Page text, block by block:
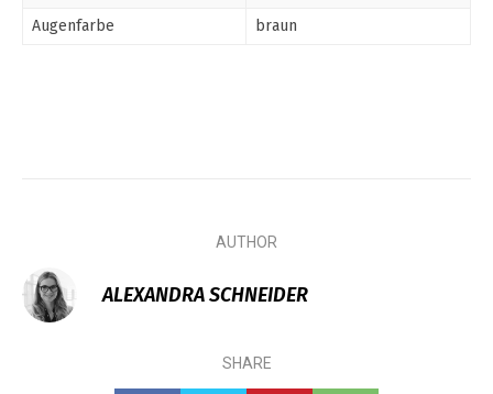
Augenfarbe
braun
AUTHOR
ALEXANDRA SCHNEIDER
SHARE